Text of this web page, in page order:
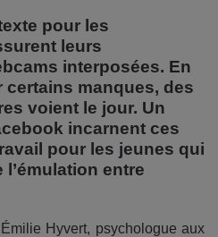
pour les
leurs
interposées. En
certains manques, des
voient le jour. Un
incarnent ces
pour les jeunes qui
entre
Hyvert, psychologue aux